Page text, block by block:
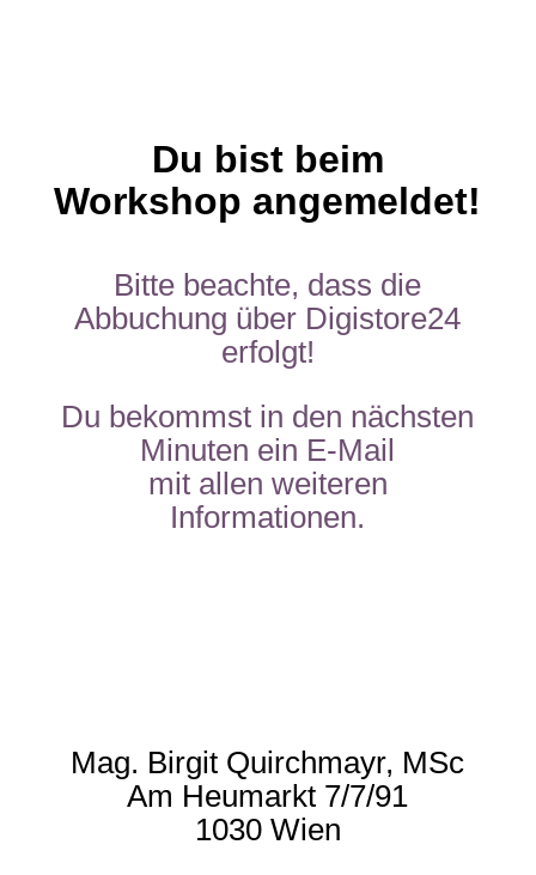
Du bist beim
Workshop angemeldet!
Bitte beachte, dass die
Abbuchung über Digistore24
erfolgt!
Du bekommst in den nächsten
Minuten ein E-Mail
mit allen weiteren
Informationen.
Mag. Birgit Quirchmayr, MSc
Am Heumarkt 7/7/91
1030 Wien